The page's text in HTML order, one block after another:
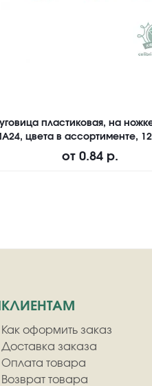
пластиковая, на
цвета в ассортименте,
от 0.84 р.
КЛИЕНТАМ
Как оформить заказ
Доставка заказа
Оплата товара
Возврат товара